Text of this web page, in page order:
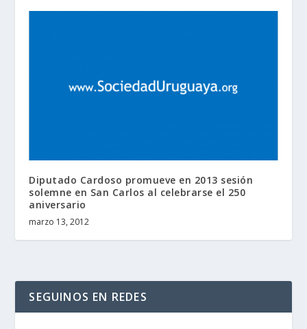
Diputado Cardoso promueve en 2013 sesión
solemne en San Carlos al celebrarse el 250
aniversario
marzo 13, 2012
SEGUINOS EN REDES